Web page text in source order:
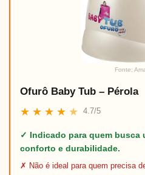
Fonte:
Ofurô Baby Tub – Pérola
★ ★ ★ ★ ★ 4.7/5
✓ Indicado para quem busca
conforto e durabilidade.
✗ Não é ideal para quem precisa